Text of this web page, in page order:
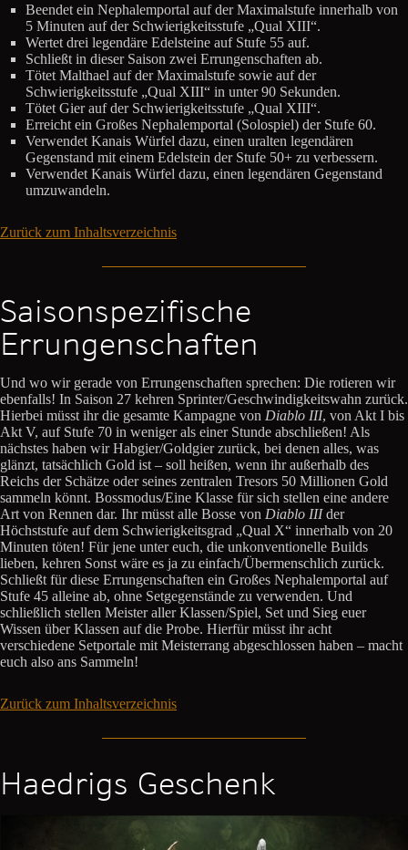
Beendet ein Nephalemportal auf der Maximalstufe innerhalb von
5 Minuten auf der Schwierigkeitsstufe „Qual XIII“.
Wertet drei legendäre Edelsteine auf Stufe 55 auf.
Schließt in dieser Saison zwei Errungenschaften ab.
Tötet Malthael auf der Maximalstufe sowie auf der
Schwierigkeitsstufe „Qual XIII“ in unter 90 Sekunden.
Tötet Gier auf der Schwierigkeitsstufe „Qual XIII“.
Erreicht ein Großes Nephalemportal (Solospiel) der Stufe 60.
Verwendet Kanais Würfel dazu, einen uralten legendären
Gegenstand mit einem Edelstein der Stufe 50+ zu verbessern.
Verwendet Kanais Würfel dazu, einen legendären Gegenstand
umzuwandeln.
Zurück zum Inhaltsverzeichnis
Saisonspezifische
Errungenschaften
Und wo wir gerade von Errungenschaften sprechen: Die rotieren wir
ebenfalls! In Saison 27 kehren Sprinter/Geschwindigkeitswahn zurück.
Hierbei müsst ihr die gesamte Kampagne von Diablo III, von Akt I bis
Akt V, auf Stufe 70 in weniger als einer Stunde abschließen! Als
nächstes haben wir Habgier/Goldgier zurück, bei denen alles, was
glänzt, tatsächlich Gold ist – soll heißen, wenn ihr außerhalb des
Reichs der Schätze oder seines zentralen Tresors 50 Millionen Gold
sammeln könnt. Bossmodus/Eine Klasse für sich stellen eine andere
Art von Rennen dar. Ihr müsst alle Bosse von Diablo IIIder
Höchststufe auf dem Schwierigkeitsgrad „Qual X“ innerhalb von 20
Minuten töten! Für jene unter euch, die unkonventionelle Builds
lieben, kehren Sonst wäre es ja zu einfach/Übermenschlich zurück.
Schließt für diese Errungenschaften ein Großes Nephalemportal auf
Stufe 45 alleine ab, ohne Setgegenstände zu verwenden. Und
schließlich stellen Meister aller Klassen/Spiel, Set und Sieg euer
Wissen über Klassen auf die Probe. Hierfür müsst ihr acht
verschiedene Setportale mit Meisterrang abgeschlossen haben – macht
euch also ans Sammeln!
Zurück zum Inhaltsverzeichnis
Haedrigs Geschenk